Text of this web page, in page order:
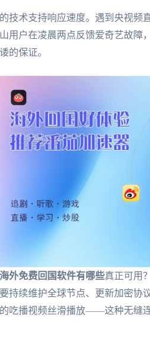
技术支持响应速度。遇到央视频
用户在凌晨两点反馈爱奇艺故
的保证。
海外免费回国软件有哪些真正可用
持续维护全球节点、更新加密协
吃播视频丝滑播放——这种无缝